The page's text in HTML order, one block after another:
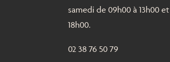
samedi de 09h00 à 13h00
18h00.
02 38 76 50 79